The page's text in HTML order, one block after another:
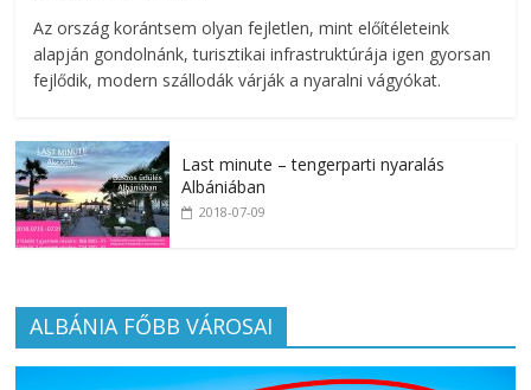
Az ország korántsem olyan fejletlen, mint előítéleteink
alapján gondolnánk, turisztikai infrastruktúrája igen gyorsan
fejlődik, modern szállodák várják a nyaralni vágyókat.
Last minute – tengerparti nyaralás
Albániában
2018-07-09
ALBÁNIA FŐBB VÁROSAI